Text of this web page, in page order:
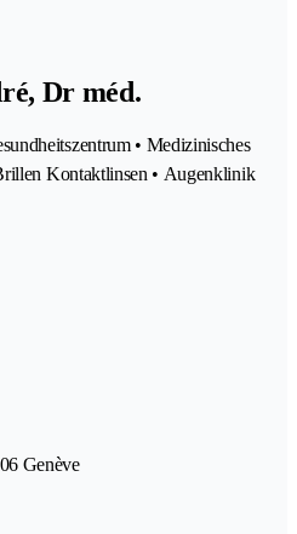
Dr méd.
• Medizinisches
Kontaktlinsen • Augenklinik
Genève